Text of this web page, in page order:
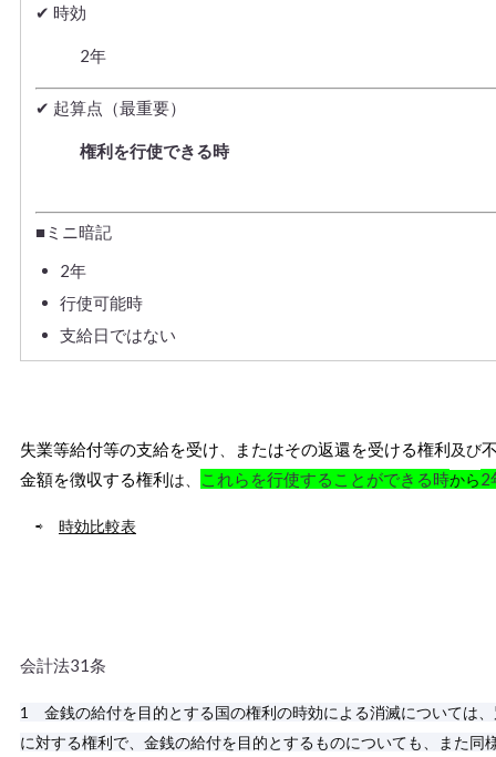
✔ 時効
2年
✔ 起算点（最重要）
権利を行使できる時
■ミニ暗記
2年
行使可能時
支給日ではない
失業等給付等の支給を受け またはその返還を受ける権利及び
金額を徴収する権利は、 これらを行使することができる時から2
⇨ ​ 時効比較表
会計法31条
1 金銭の給付を目的とする国の権利の時効による消滅については
に対する権利で、金銭の給付を目的とするものについても、また同